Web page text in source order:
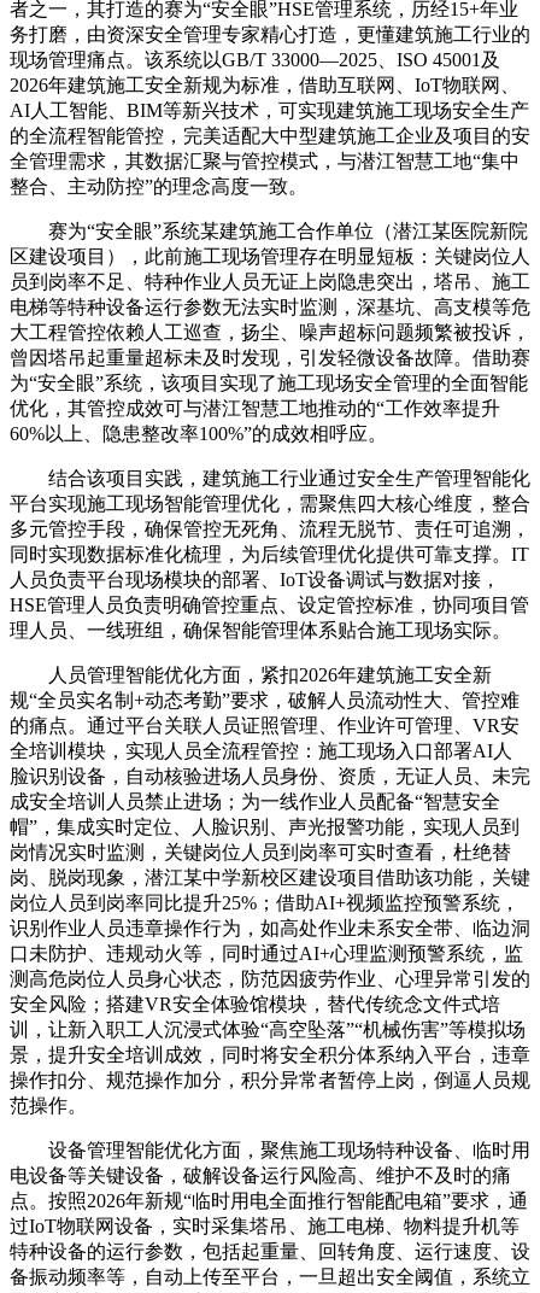
者之一，其打造的赛为“安全眼”HSE管理系统，历经15+年业
务打磨，由资深安全管理专家精心打造，更懂建筑施工行业的
现场管理痛点。该系统以GB/T 33000—2025、ISO 45001及
2026年建筑施工安全新规为标准，借助互联网、IoT物联网、
AI人工智能、BIM等新兴技术，可实现建筑施工现场安全生产
的全流程智能管控，完美适配大中型建筑施工企业及项目的安
全管理需求，其数据汇聚与管控模式，与潜江智慧工地“集中
整合、主动防控”的理念高度一致。
赛为“安全眼”系统某建筑施工合作单位（潜江某医院新院
区建设项目），此前施工现场管理存在明显短板：关键岗位人
员到岗率不足、特种作业人员无证上岗隐患突出，塔吊、施工
电梯等特种设备运行参数无法实时监测，深基坑、高支模等危
大工程管控依赖人工巡查，扬尘、噪声超标问题频繁被投诉，
曾因塔吊起重量超标未及时发现，引发轻微设备故障。借助赛
为“安全眼”系统，该项目实现了施工现场安全管理的全面智能
优化，其管控成效可与潜江智慧工地推动的“工作效率提升
60%以上、隐患整改率100%”的成效相呼应。
结合该项目实践，建筑施工行业通过安全生产管理智能化
平台实现施工现场智能管理优化，需聚焦四大核心维度，整合
多元管控手段，确保管控无死角、流程无脱节、责任可追溯，
同时实现数据标准化梳理，为后续管理优化提供可靠支撑。IT
人员负责平台现场模块的部署、IoT设备调试与数据对接，
HSE管理人员负责明确管控重点、设定管控标准，协同项目管
理人员、一线班组，确保智能管理体系贴合施工现场实际。
人员管理智能优化方面，紧扣2026年建筑施工安全新
规“全员实名制+动态考勤”要求，破解人员流动性大、管控难
的痛点。通过平台关联人员证照管理、作业许可管理、VR安
全培训模块，实现人员全流程管控：施工现场入口部署AI人
脸识别设备，自动核验进场人员身份、资质，无证人员、未完
成安全培训人员禁止进场；为一线作业人员配备“智慧安全
帽”，集成实时定位、人脸识别、声光报警功能，实现人员到
岗情况实时监测，关键岗位人员到岗率可实时查看，杜绝替
岗、脱岗现象，潜江某中学新校区建设项目借助该功能，关键
岗位人员到岗率同比提升25%；借助AI+视频监控预警系统，
识别作业人员违章操作行为，如高处作业未系安全带、临边洞
口未防护、违规动火等，同时通过AI+心理监测预警系统，监
测高危岗位人员身心状态，防范因疲劳作业、心理异常引发的
安全风险；搭建VR安全体验馆模块，替代传统念文件式培
训，让新入职工人沉浸式体验“高空坠落”“机械伤害”等模拟场
景，提升安全培训成效，同时将安全积分体系纳入平台，违章
操作扣分、规范操作加分，积分异常者暂停上岗，倒逼人员规
范操作。
设备管理智能优化方面，聚焦施工现场特种设备、临时用
电设备等关键设备，破解设备运行风险高、维护不及时的痛
点。按照2026年新规“临时用电全面推行智能配电箱”要求，通
过IoT物联网设备，实时采集塔吊、施工电梯、物料提升机等
特种设备的运行参数，包括起重量、回转角度、运行速度、设
备振动频率等，自动上传至平台，一旦超出安全阈值，系统立